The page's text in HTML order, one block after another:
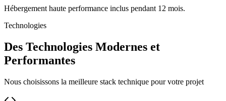
Hébergement haute performance inclus pendant 12 mois.
Technologies
Des Technologies Modernes et
Performantes
Nous choisissons la meilleure stack technique pour votre projet